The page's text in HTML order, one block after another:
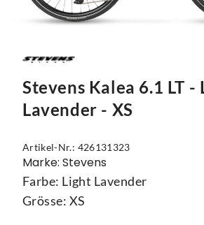
Mützen
Regenbekleidung
Schuhe
Streetwear
Trikots
Touring
Kettenblätter
Laufräder
Lenker
Pedale
Sättel
Flaschen
Gepäckträger
Kettenschutz
Klingeln & Hupen
Pumpen
Stevens Kalea 6.1 LT -
Lavender - XS
Artikel-Nr.: 426131323
Marke: Stevens
Farbe: Light Lavender
Grösse: XS